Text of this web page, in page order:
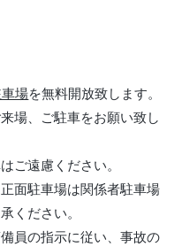
場を無料開放致します。
場、ご駐車をお願い致し
ご遠慮ください。
面駐車場は関係者駐車場
ください。
員の指示に従い、事故の